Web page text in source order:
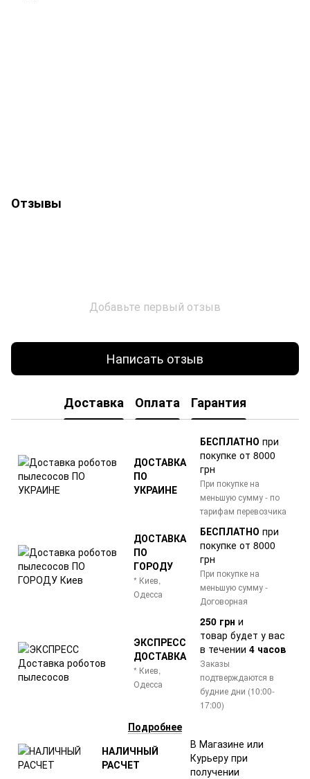
Отзывы
Добавьте первый отзыв
Написать отзыв
Доставка Оплата Гарантия
ДОСТАВКА
ПО
УКРАИНЕ
БЕСПЛАТНО при
покупке от 8000
грн
При покупке на
меньшую сумму - по
тарифам перевозчика
ДОСТАВКА
ПО
ГОРОДУ
* Киев,
Одесса
БЕСПЛАТНО при
покупке от 8000
грн
При покупке на
меньшую сумму -
Договорная
ЭКСПРЕСС
ДОСТАВКА
* Киев,
Одесса
250 грн и
товар будет у вас
в течении 4 часов
Заказы
подтверждаются в
будние дни (10:00-
17:00)
Подробнее
НАЛИЧНЫЙ
РАСЧЕТ
В Магазине или
Курьеру при
получении